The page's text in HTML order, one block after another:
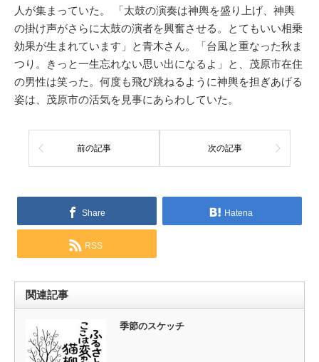
人が集まっていた。 「太鼓の演奏は神輿を盛り上げ、神輿
の掛け声がさらに太鼓の演者を興奮させる。とてもいい相乗
効果が生まれています」と青木さん。「台風と重なった秋ま
つり。きっと一生忘れない思い出になるよ」と、茂原市在住
の男性は笑った。何度も飛び跳ねるように神輿を担ぎあげる
姿は、茂原市の活気を見事にあらわしていた。
前の記事 次の記事
Share Hatena
RSS
関連記事
季節のスケッチ